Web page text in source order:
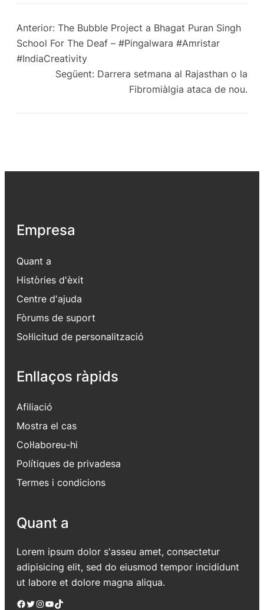
Anterior: The Bubble Project a Bhagat Puran Singh
School For The Deaf – #Pingalwara #Amristar
#IndiaCreativity
Següent: Darrera setmana al Rajasthan o la
Fibromiàlgia ataca de nou.
Empresa
Quant a
Històries d'èxit
Centre d'ajuda
Fòrums de suport
Sol·licitud de personalització
Enllaços ràpids
Afiliació
Mostra el cas
Col·laboreu-hi
Polítiques de privadesa
Termes i condicions
Quant a
Lorem ipsum dolor s'asseu amet, consectetur
adipisicing elit, sed do eiusmod tempor incididunt
ut labore et dolore magna aliqua.
Facebook Twitter Instagram YouTube TikTok